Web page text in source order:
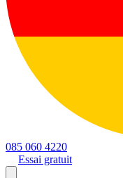
085 060 4220
Essai gratuit